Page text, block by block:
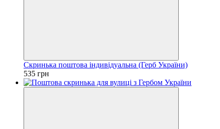
Скринька поштова індивідуальна (Герб України)
535 грн